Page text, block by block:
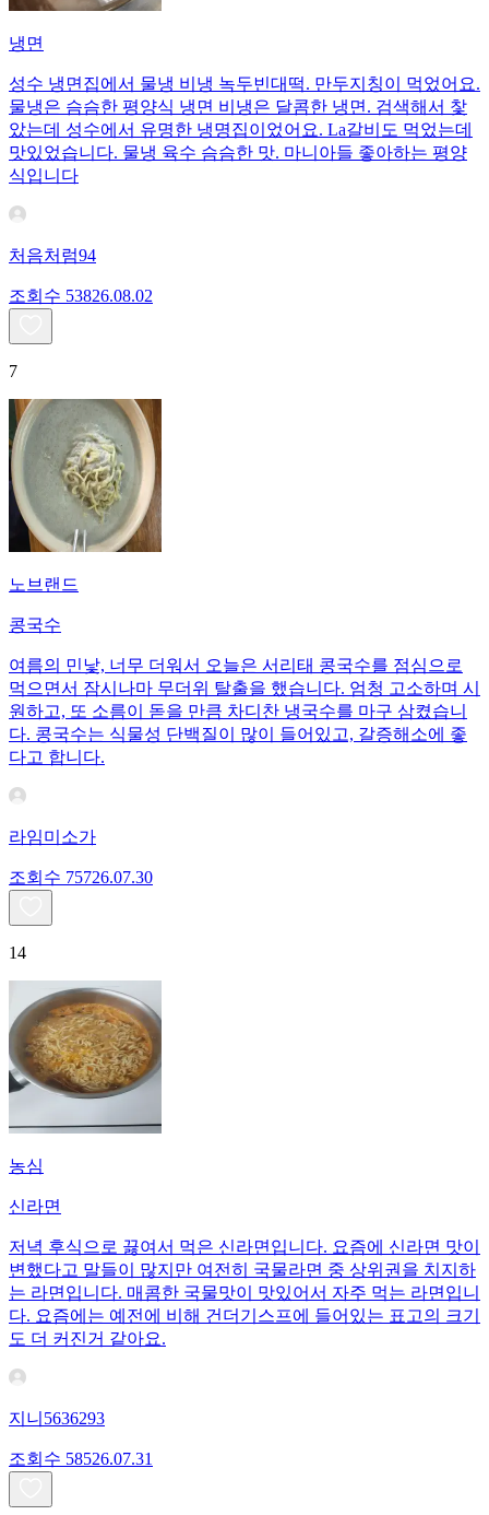
냉면
성수 냉면집에서 물냉 비냉 녹두빈대떡. 만두지칭이 먹었어요.
물냉은 슴슴한 평양식 냉면 비냉은 달콤한 냉면. 검색해서 찿
았는데 성수에서 유명한 냉명집이었어요. La갈비도 먹었는데
맛있었습니다. 물냉 육수 슴슴한 맛. 마니아들 좋아하는 평양
식입니다
처음처럼94
조회수 53826.08.02
7
노브랜드
콩국수
여름의 민낯, 너무 더워서 오늘은 서리태 콩국수를 점심으로
먹으면서 잠시나마 무더위 탈출을 했습니다. 엄청 고소하며 시
원하고, 또 소름이 돋을 만큼 차디찬 냉국수를 마구 삼켰습니
다. 콩국수는 식물성 단백질이 많이 들어있고, 갈증해소에 좋
다고 합니다.
라임미소가
조회수 75726.07.30
14
농심
신라면
저녁 후식으로 끓여서 먹은 신라면입니다. 요즘에 신라면 맛이
변했다고 말들이 많지만 여전히 국물라면 중 상위권을 치지하
는 라면입니다. 매콤한 국물맛이 맛있어서 자주 먹는 라면입니
다. 요즘에는 예전에 비해 건더기스프에 들어있는 표고의 크기
도 더 커진거 같아요.
지니5636293
조회수 58526.07.31